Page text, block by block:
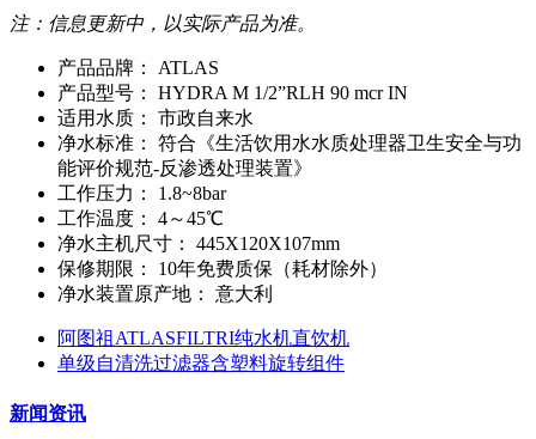
注：信息更新中，以实际产品为准。
产品品牌：
ATLAS
产品型号：
HYDRA M 1/2”RLH 90 mcr IN
适用水质：
市政自来水
净水标准：
符合《生活饮用水水质处理器卫生安全与功
能评价规范-反渗透处理装置》
工作压力：
1.8~8bar
工作温度：
4～45℃
净水主机尺寸：
445X120X107mm
保修期限：
10年免费质保（耗材除外）
净水装置原产地：
意大利
阿图祖ATLASFILTRI纯水机直饮机
单级自清洗过滤器含塑料旋转组件
新闻资讯